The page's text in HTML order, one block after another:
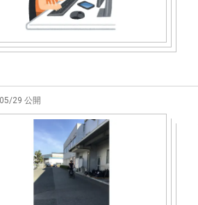
29 公開